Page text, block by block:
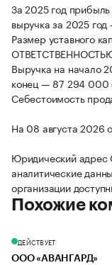
За 2025 год
выручка за 2025
Размер уставного
Выручка на начало
конец — 87 294 000
Себестоимость
На 08 августа 2026
Юридический
аналитические
организации
Похожие
ДЕЙСТВУЕТ
ООО «АВАНГАРД»